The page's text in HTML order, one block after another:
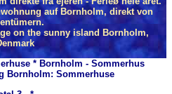
auf Bornholm, direkt von
on the sunny island Bornholm,
* Bornholm - Sommerhus
Bornholm: Sommerhuse